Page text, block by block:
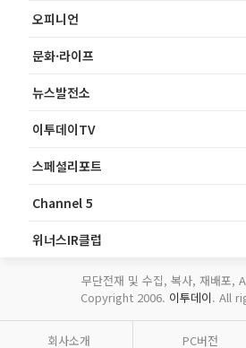
오피니언
문화·라이프
뉴스발전소
이투데이TV
스페셜리포트
Channel 5
위너스IR클럽
무단전재 및 수집, 복사, 재배포,
Copyright 2006. 이투데이. All
회사소개 PC버전